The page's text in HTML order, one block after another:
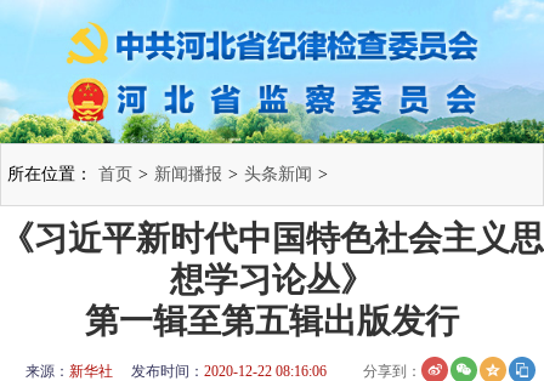
所在位置： 首页 > 新闻播报 > 头条新闻 >
《习近平新时代中国特色社会主义思
想学习论丛》
第一辑至第五辑出版发行
来源： 新华社 发布时间： 2020-12-22 08:16:06 分享到：